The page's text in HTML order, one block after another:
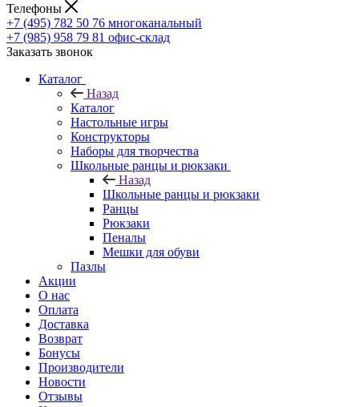
Телефоны
+7 (495) 782 50 76 многоканальный
+7 (985) 958 79 81 офис-склад
Заказать звонок
Каталог
Назад
Каталог
Настольные игры
Конструкторы
Наборы для творчества
Школьные ранцы и рюкзаки
Назад
Школьные ранцы и рюкзаки
Ранцы
Рюкзаки
Пеналы
Мешки для обуви
Пазлы
Акции
О нас
Оплата
Доставка
Возврат
Бонусы
Производители
Новости
Отзывы